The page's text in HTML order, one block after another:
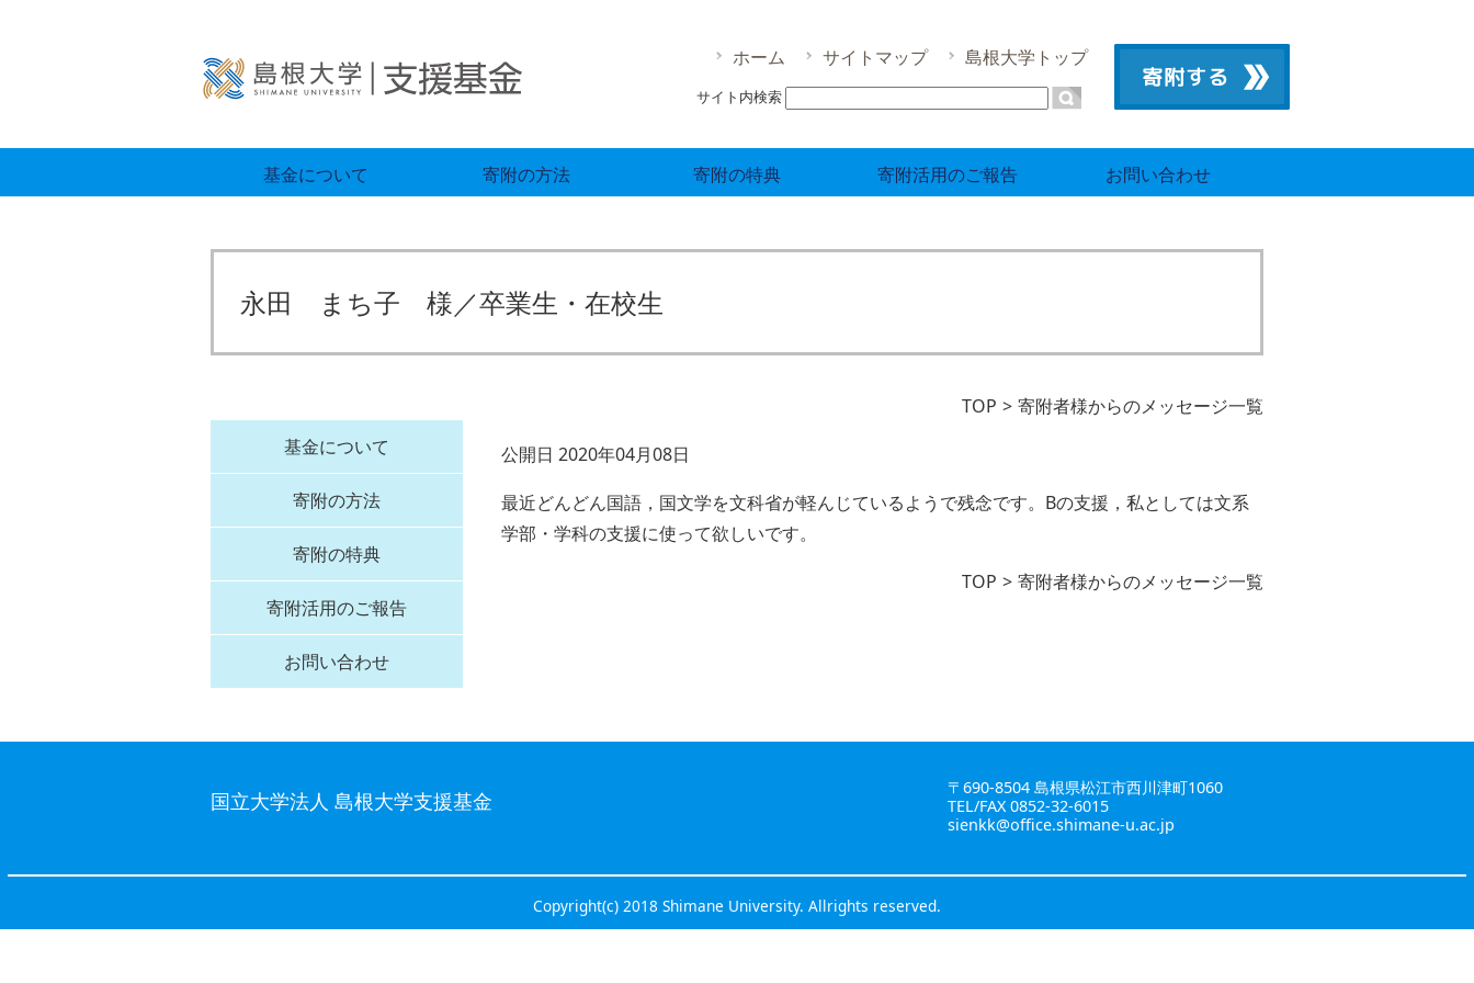
島根大学トップ
サイトマップ
ホーム
サイト内検索
基金について 寄附の方法 寄附の特典 寄附活用のご報告 お問い合わせ
永田 まち子 様／卒業生・在校生
TOP
寄附者様からのメッセージ一覧
公開日 2020年04月08日
最近どんどん国語，国文学を文科省が軽んじているようで残念です。Bの支援，私としては文系
学部・学科の支援に使って欲しいです。
TOP
寄附者様からのメッセージ一覧
基金について
寄附の方法
寄附の特典
寄附活用のご報告
お問い合わせ
国立大学法人 島根大学支援基金
〒690-8504 島根県松江市西川津町1060
TEL/FAX 0852-32-6015
sienkk@office.shimane-u.ac.jp
Copyright(c) 2018 Shimane University. Allrights reserved.